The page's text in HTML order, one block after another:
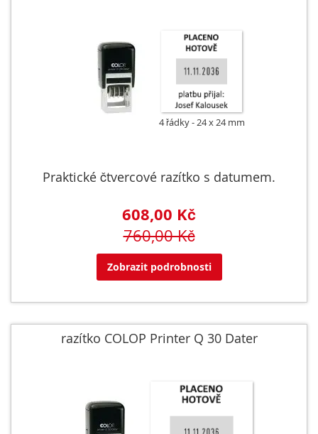
4 řádky 24 x 24 mm
Praktické čtvercové razítko s datumem.
608,00 Kč
760,00 Kč
Zobrazit podrobnosti
razítko COLOP Printer Q 30 Dater